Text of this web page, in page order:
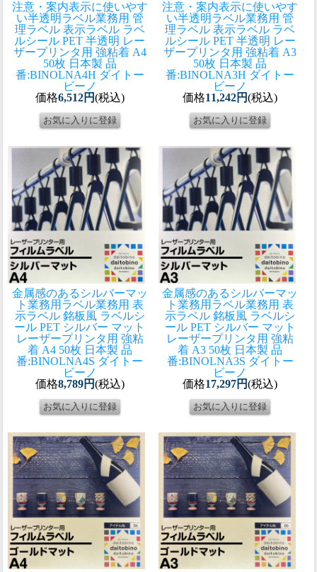
注意・案内表示に使いやす
い半透明ラベル業務用 管
理ラベル 表示ラベル ラベ
ルシール PET 半透明 レー
ザープリンタ用 強粘着 A4
50枚 日本製 品
番:BINOLNA4H ダイトー
ビーノ
価格6,512円(税込)
注意・案内表示に使いやす
い半透明ラベル業務用 管
理ラベル 表示ラベル ラベ
ルシール PET 半透明 レー
ザープリンタ用 強粘着 A3
50枚 日本製 品
番:BINOLNA3H ダイトー
ビーノ
価格11,242円(税込)
金属感のあるシルバーマッ
ト業務用ラベル業務用 表
示ラベル 銘板風 ラベルシ
ール PET シルバー マット
レーザープリンタ用 強粘
着 A4 50枚 日本製 品
番:BINOLNA4S ダイトー
ビーノ
価格8,789円(税込)
金属感のあるシルバーマッ
ト業務用ラベル業務用 表
示ラベル 銘板風 ラベルシ
ール PET シルバー マット
レーザープリンタ用 強粘
着 A3 50枚 日本製 品
番:BINOLNA3S ダイトー
ビーノ
価格17,297円(税込)